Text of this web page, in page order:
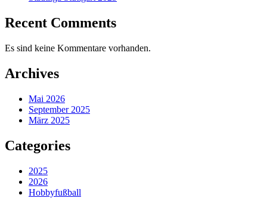
Recent Comments
Es sind keine Kommentare vorhanden.
Archives
Mai 2026
September 2025
März 2025
Categories
2025
2026
Hobbyfußball